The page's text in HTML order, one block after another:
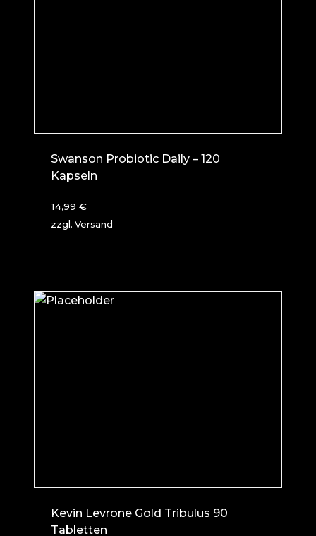
Swanson Probiotic Daily – 120
Kapseln
14,99 €
zzgl. Versand
Kevin Levrone Gold Tribulus 90
Tabletten